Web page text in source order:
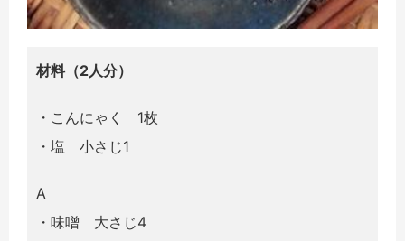
材料（2人分）
・こんにゃく 1枚
・塩 小さじ1
A
・味噌 大さじ4